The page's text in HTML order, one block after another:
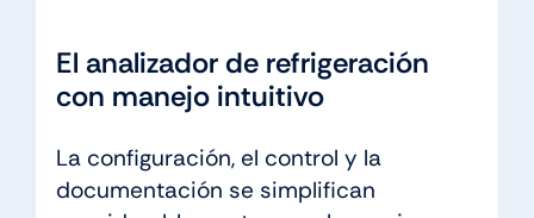
El analizador de refrigeración
con manejo intuitivo
La configuración, el control y la
documentación se simplifican